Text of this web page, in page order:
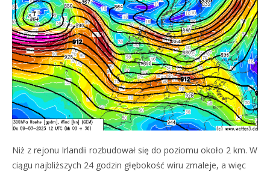
Niż z rejonu Irlandii rozbudował się do poziomu około 2 km. W
ciągu najbliższych 24 godzin głębokość wiru zmaleje, a więc